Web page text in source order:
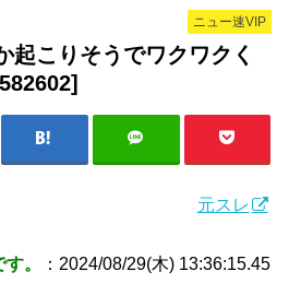
ニュー速VIP
起こりそうでワクワクく
元スレ
。
：2024/08/29(木) 13:36:15.45